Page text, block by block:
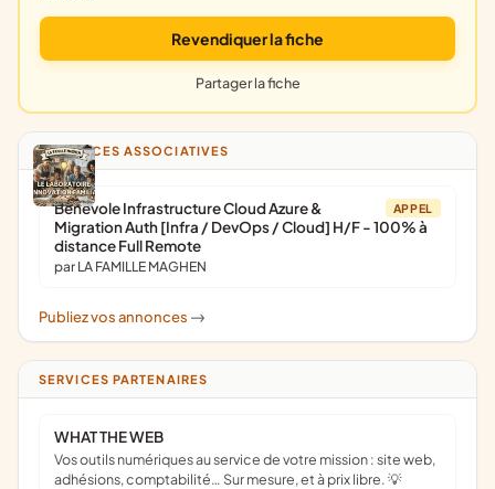
Revendiquer la fiche
Partager la fiche
ANNONCES ASSOCIATIVES
APPEL
Bénévole Infrastructure Cloud Azure &
Migration Auth [Infra / DevOps / Cloud] H/F - 100% à
distance Full Remote
par LA FAMILLE MAGHEN
Publiez vos annonces ->
SERVICES PARTENAIRES
WHAT THE WEB
Vos outils numériques au service de votre mission : site web,
adhésions, comptabilité… Sur mesure, et à prix libre. 💡